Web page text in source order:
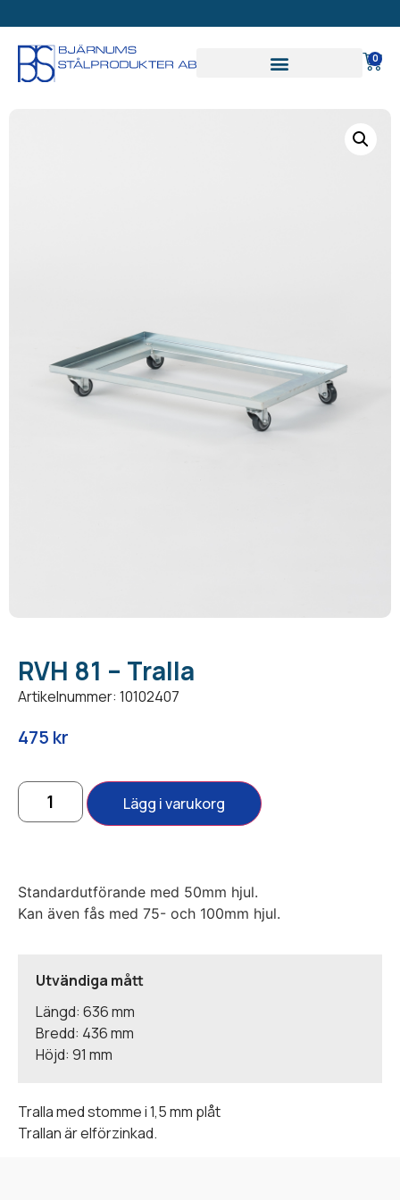
24 TIMMAR
0
RVH 81 – Tralla
Artikelnummer: 10102407
475 kr
Lägg i varukorg
Standardutförande med 50mm hjul.
Kan även fås med 75- och 100mm hjul.
Utvändiga mått
Längd: 636 mm
Bredd: 436 mm
Höjd: 91 mm
Tralla med stomme i 1,5 mm plåt
Trallan är elförzinkad.